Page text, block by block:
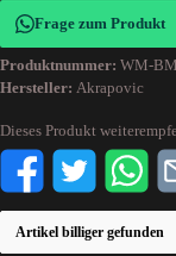
Frage zum Produkt
Produktnummer: WM-
Hersteller: Akrapovic
Dieses Produkt
Artikel billiger gefunden